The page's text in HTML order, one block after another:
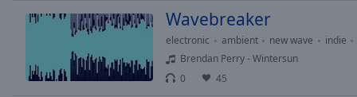
dialog
window.
Wavebreaker
electronic ambient new wave indie
Brendan Perry - Wintersun
0
45